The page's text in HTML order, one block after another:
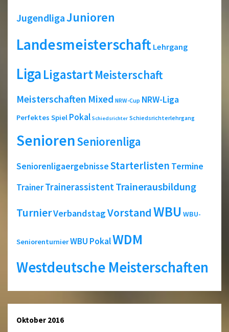
JugendligaJunioren
Landesmeisterschaft Lehrgang
LigaLigastartMeisterschaft
Meisterschaften Mixed NRW-Cup NRW-Liga
Perfektes Spiel Pokal Schiedsrichter Schiedsrichterlehrgang
SeniorenSeniorenliga
SeniorenligaergebnisseStarterlisten Termine
TrainerTrainerassistentTrainerausbildung
TurnierVerbandstagVorstandWBU WBU-
SeniorenturnierWBU PokalWDM
Westdeutsche Meisterschaften
Oktober 2016